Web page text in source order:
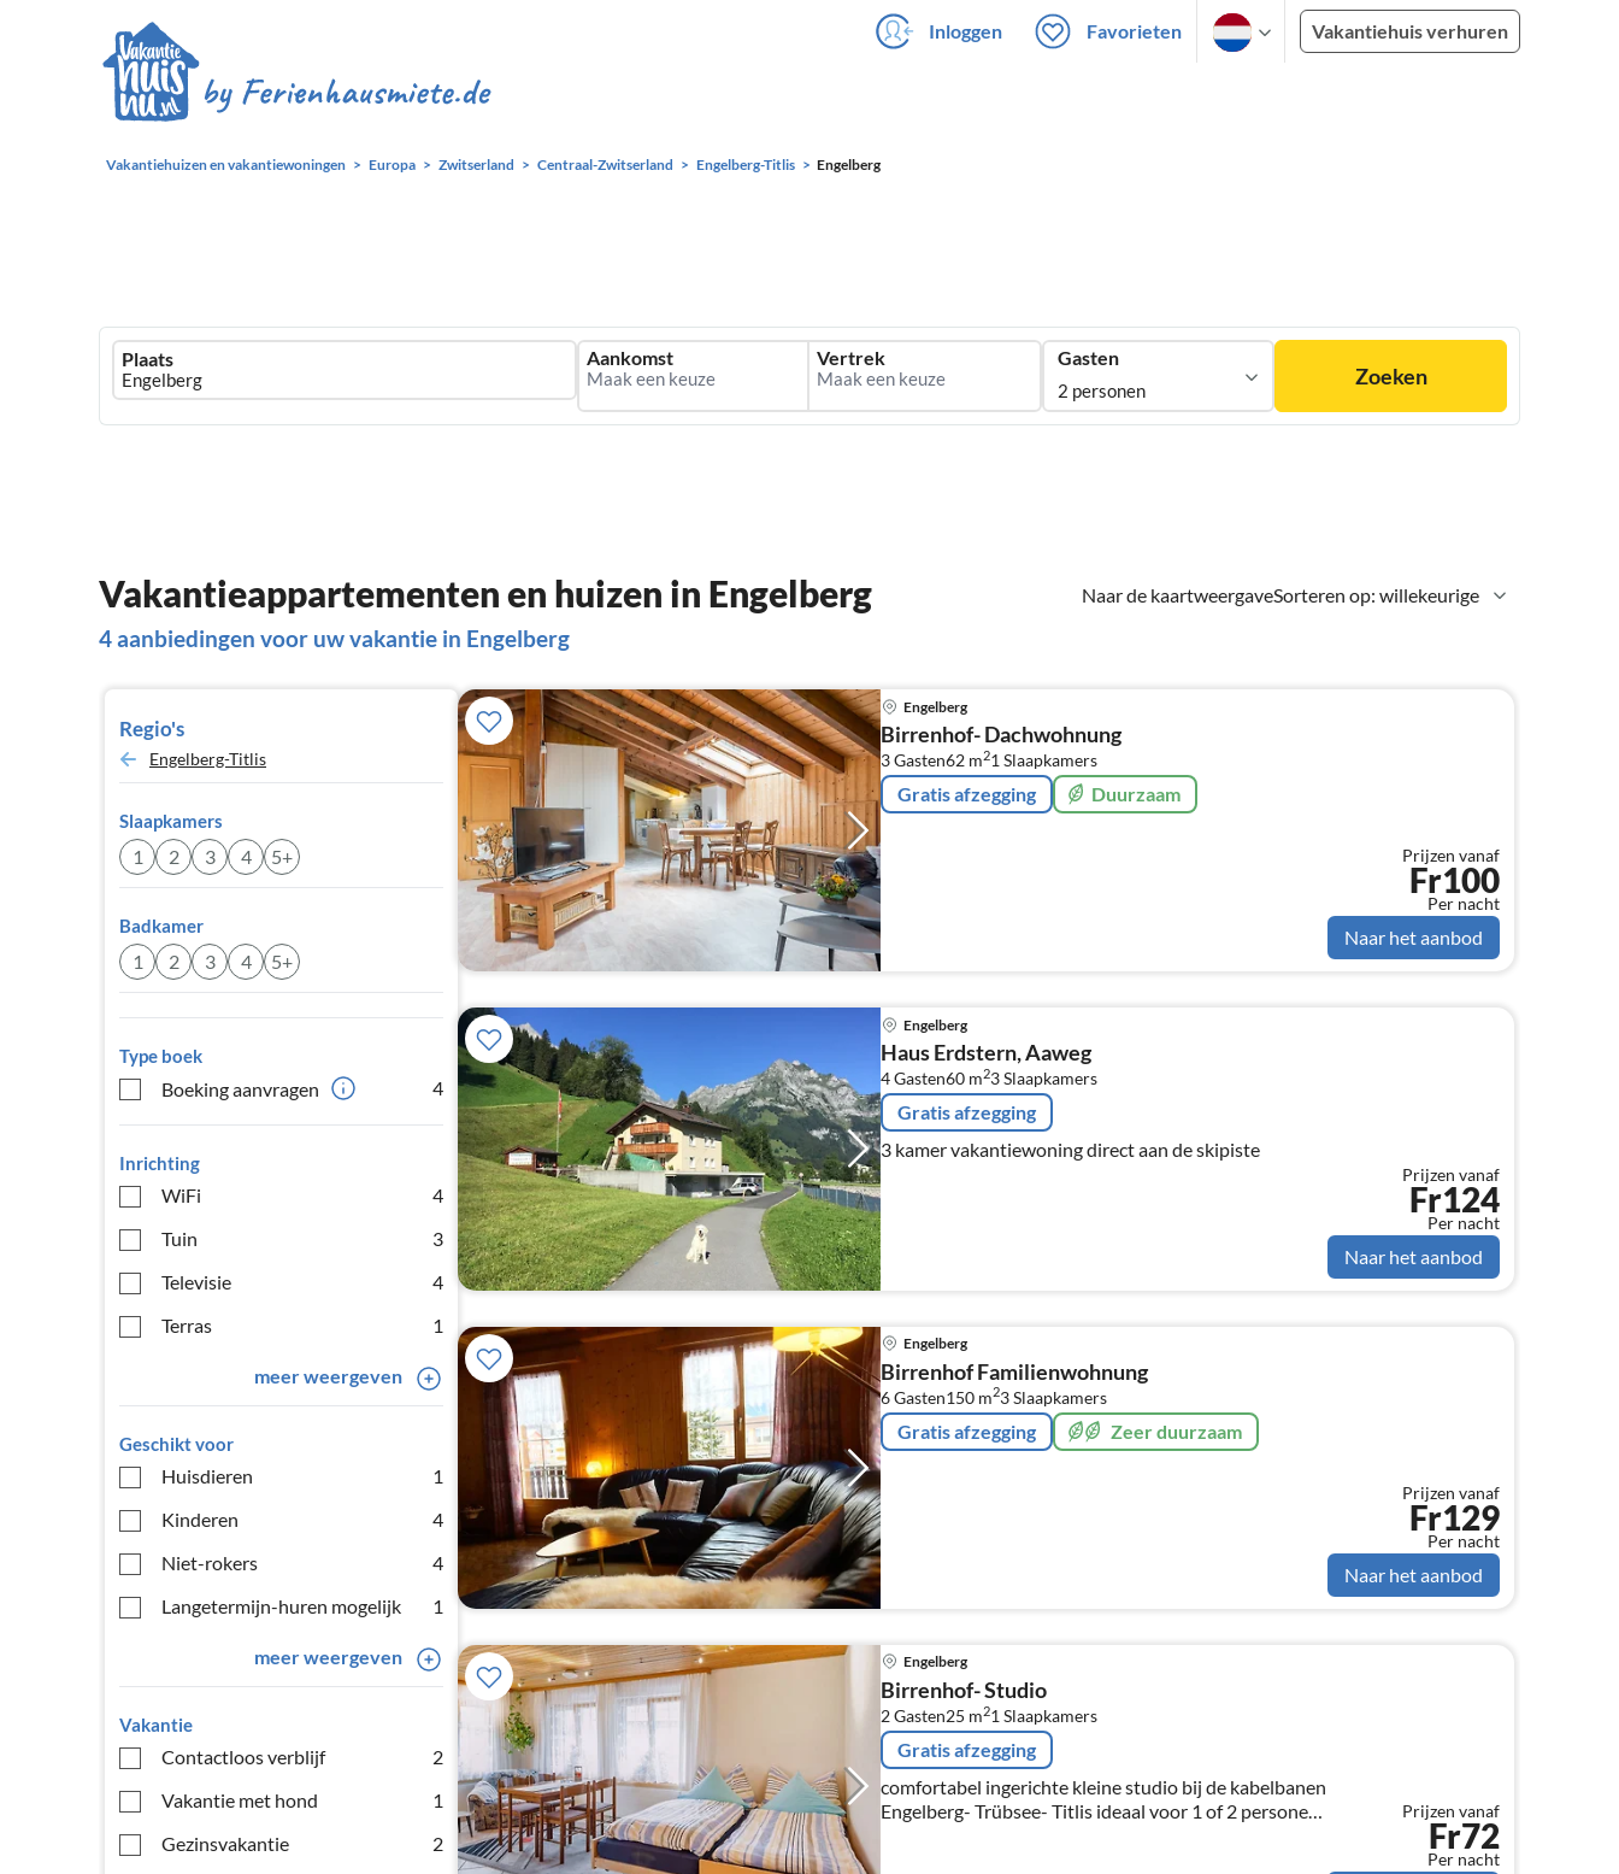
Inloggen Favorieten Vakantiehuis verhuren
Vakantiehuizen en vakantiewoningen Europa Zwitserland Centraal-Zwitserland Engelberg-Titlis Engelberg
Ferienhausmiete
logo
Plaats Aankomst Vertrek Gasten
2 personen
Zoeken
Naar de kaartweergaveSorteren op: willekeurige
Vakantieappartementen en huizen in Engelberg
4 aanbiedingen voor uw vakantie in Engelberg
Regio's
Engelberg-Titlis
Slaapkamers
1 2 3 4 5+
Badkamer
1 2 3 4 5+
Type boek
Boeking aanvragen 4
Inrichting
WiFi
4
Tuin
3
Televisie
4
Terras
1
meer weergeven
Geschikt voor
Huisdieren
1
Kinderen
4
Niet-rokers
4
Langetermijn-huren mogelijk
1
meer weergeven
Vakantie
Contactloos verblijf
2
Vakantie met hond
1
Gezinsvakantie
2
Engelberg
Birrenhof- Dachwohnung
3 Gasten62 m21 Slaapkamers
Gratis afzegging Duurzaam
Prijzen vanaf
Fr100
Per nacht
Naar het aanbod
Engelberg
Haus Erdstern, Aaweg
4 Gasten60 m23Slaapkamers
Gratis afzegging
3 kamer vakantiewoning direct aan de skipiste
Prijzen vanaf
Fr124
Per nacht
Naar het aanbod
Engelberg
Birrenhof Familienwohnung
6 Gasten150 m23Slaapkamers
Gratis afzegging Zeer duurzaam
Prijzen vanaf
Fr129
Per nacht
Naar het aanbod
Engelberg
Birrenhof- Studio
2 Gasten25 m21 Slaapkamers
Gratis afzegging
comfortabel ingerichte kleine studio bij de kabelbanen
Engelberg- Trübsee- Titlis ideaal voor 1 of 2 personen
Prijzen vanaf
Fr72
Per nacht